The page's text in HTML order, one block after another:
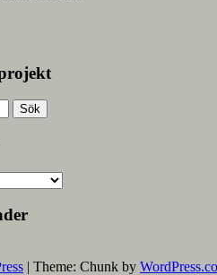
| Theme: Chunk by